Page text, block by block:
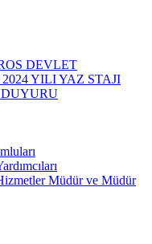
DEVLET
YILI YAZ STAJI
Müdür ve Müdür